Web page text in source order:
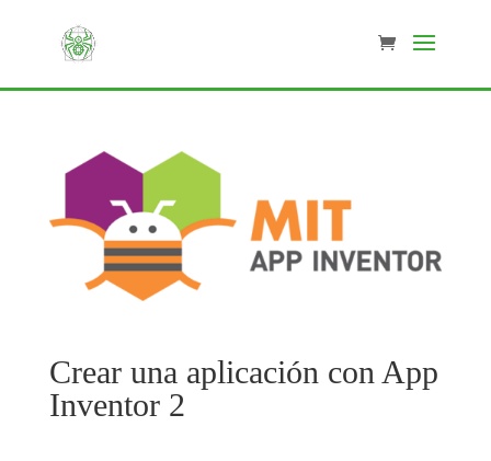
Crear una aplicación con App
Inventor 2